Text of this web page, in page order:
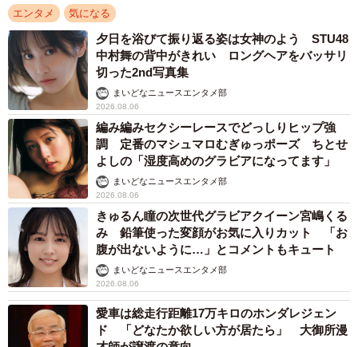
エンタメ 気になる
夕日を浴びて振り返る姿は女神のよう STU48
中村舞の背中がきれい ロングヘアをバッサリ
切った2nd写真集
まいどなニュースエンタメ部
2026.08.06
編み編みセクシーレースでどっしりヒップ強
調 定番のマシュマロむぎゅっポーズ ちとせ
よしの「湿度高めのグラビアになってます」
まいどなニュースエンタメ部
2026.08.06
きゅるん瞳の次世代グラビアクイーン宮嶋くる
み 鉛筆使った変顔がお気に入りカット 「お
腹が出ないように…」とコメントもキュート
まいどなニュースエンタメ部
2026.08.06
愛車は総走行距離17万キロのホンダレジェン
ド 「どなたか欲しい方が居たら」 大御所漫